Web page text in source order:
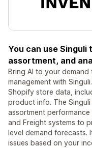
You can use Singuli
assortment, and
Bring AI to your
management with
Shopify store data,
product info. The
assortment
and Freight systems to
level demand
issues based on your